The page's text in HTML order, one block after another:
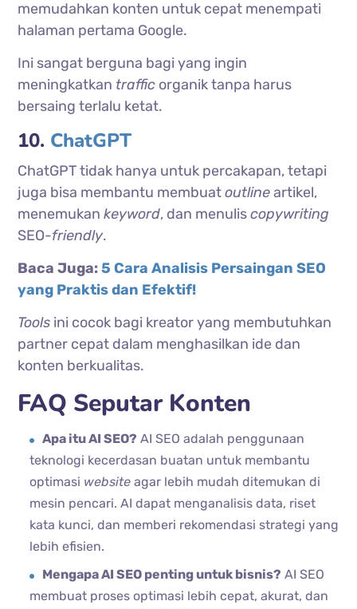
memudahkan konten untuk cepat menempati
halaman pertama Google.
Ini sangat berguna bagi yang ingin
meningkatkan traffic organik tanpa harus
bersaing terlalu ketat.
10. ChatGPT
ChatGPT tidak hanya untuk percakapan, tetapi
juga bisa membantu membuatoutlineartikel,
menemukankeyword, dan menuliscopywriting
SEO-friendly.
Baca Juga:5 Cara Analisis Persaingan SEO
yang Praktis dan Efektif!
Tools ini cocok bagi kreator yang membutuhkan
partner cepat dalam menghasilkan ide dan
konten berkualitas.
FAQ Seputar Konten
Apa itu AI SEO? AI SEO adalah penggunaan
teknologi kecerdasan buatan untuk membantu
optimasi website agar lebih mudah ditemukan di
mesin pencari. AI dapat menganalisis data, riset
kata kunci, dan memberi rekomendasi strategi yang
lebih efisien.
Mengapa AI SEO penting untuk bisnis? AI SEO
membuat proses optimasi lebih cepat, akurat, dan